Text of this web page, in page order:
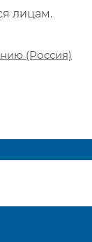
лицам.
(Россия)